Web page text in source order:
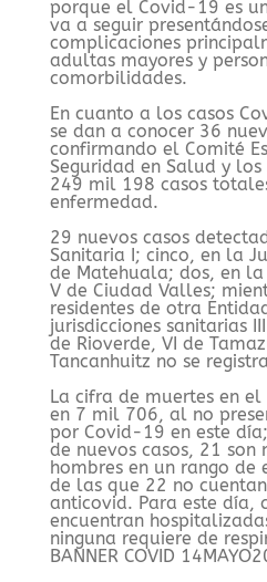
porque el Covid-19 es
va a seguir
complicaciones
adultas mayores y
comorbilidades.
En cuanto a los casos
se dan a conocer 36
confirmando el Comité
Seguridad en Salud y los
249 mil 198 casos
enfermedad.
29 nuevos casos
Sanitaria I; cinco, en la
de Matehuala; dos, en
V de Ciudad Valles;
residentes de otra
jurisdicciones sanitarias
de Rioverde, VI de
Tancanhuitz no se
La cifra de muertes en el
en 7 mil 706, al no
por Covid-19 en este
de nuevos casos, 21 son
hombres en un rango de
de las que 22 no
anticovid. Para este día,
encuentran
ninguna requiere de
BANNER COVID